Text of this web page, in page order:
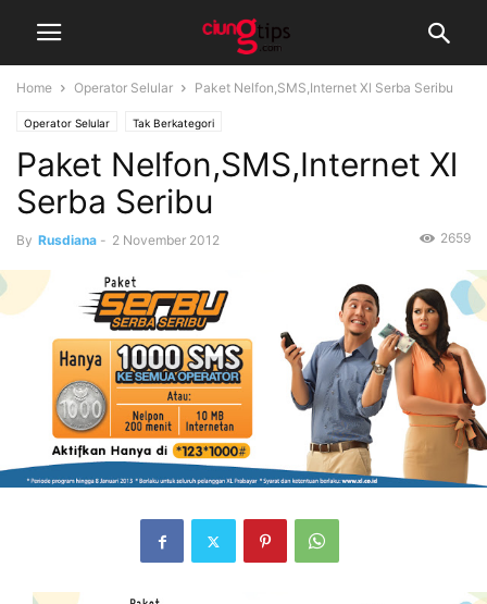
Home Operator Selular Paket Nelfon,SMS,Internet Xl Serba Seribu
Operator Selular Tak Berkategori
Paket Nelfon,SMS,Internet Xl
Serba Seribu
By Rusdiana - 2 November 2012 2659